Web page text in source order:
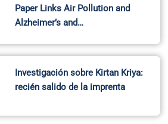
Paper Links Air Pollution and
Alzheimer’s and…
Investigación sobre Kirtan Kriya:
recién salido de la imprenta